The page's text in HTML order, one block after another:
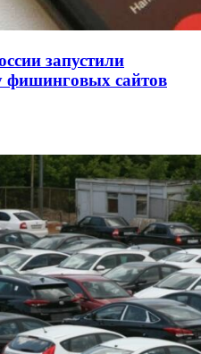
запустили
фишинговых сайтов